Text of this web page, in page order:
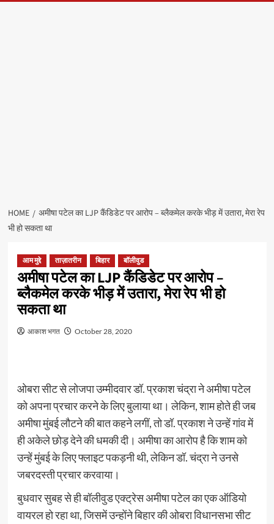
HOME
अमीषा पटेल का LJP कैंडिडेट पर आरोप – ब्लैकमेल करके भीड़ में उतारा, मेरा रेप
भी हो सकता था
आम मुद्दे ताज़ातरीन बिहार बॉलीवुड
अमीषा पटेल का LJP कैंडिडेट पर आरोप –
ब्लैकमेल करके भीड़ में उतारा, मेरा रेप भी हो
सकता था
आकाश भगत October 28, 2020
ओबरा सीट से लोजपा उम्मीदवार डॉ. प्रकाश चंद्रा ने अमीषा पटेल
को अपना प्रचार करने के लिए बुलाया था। लेकिन, शाम होते ही जब
अमीषा मुंबई लौटने की बात कहने लगीं, तो डॉ. प्रकाश ने उन्हें गांव में
ही अकेले छोड़ देने की धमकी दी। अमीषा का आरोप है कि शाम को
उन्हें मुंबई के लिए फ्लाइट पकड़नी थी, लेकिन डॉ. चंद्रा ने उनसे
जबरदस्ती प्रचार करवाया।
बुधवार सुबह से ही बॉलीवुड एक्ट्रेस अमीषा पटेल का एक ऑडियो
वायरल हो रहा था, जिसमें उन्होंने बिहार की ओबरा विधानसभा सीट